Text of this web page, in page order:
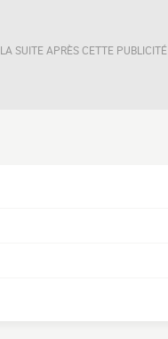
LA SUITE APRÈS CETTE PUBLICITÉ